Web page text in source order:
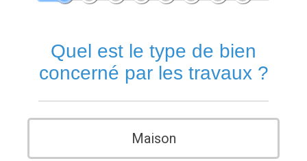
Quel est le type de bien
concerné par les travaux ?
Maison